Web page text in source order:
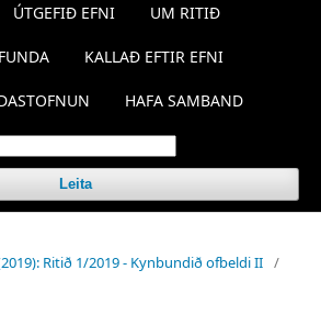
ÚTGEFIÐ EFNI UM RITIÐ
KALLAÐ EFTIR EFNI
HAFA SAMBAND
Leita
Ritið 1/2019 - Kynbundið ofbeldi II /